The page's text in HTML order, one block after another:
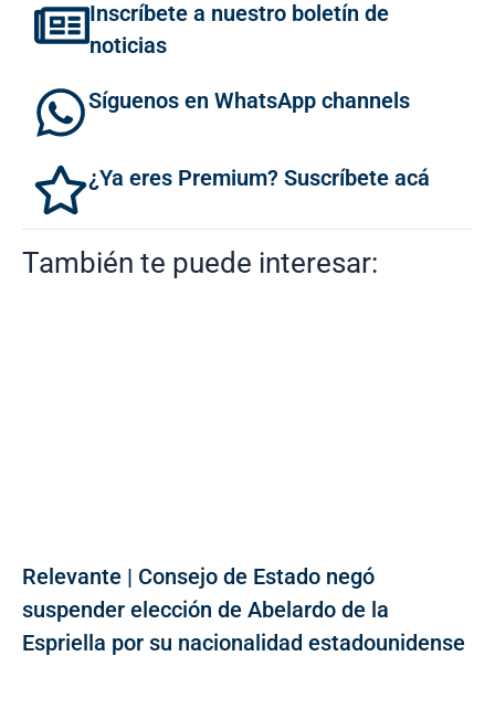
Inscríbete a nuestro boletín de
noticias
Síguenos en WhatsApp channels
¿Ya eres Premium? Suscríbete acá
También te puede interesar:
Relevante | Consejo de Estado negó
suspender elección de Abelardo de la
Espriella por su nacionalidad estadounidense